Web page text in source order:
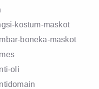
kostum-maskot
boneka-maskot
oli